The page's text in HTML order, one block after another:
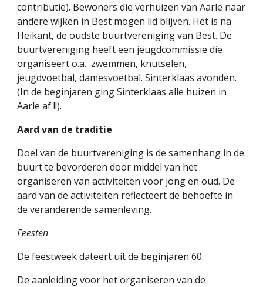
contributie). Bewoners die verhuizen van Aarle naar
andere wijken in Best mogen lid blijven. Het is na
Heikant, de oudste buurtvereniging van Best. De
buurtvereniging heeft een jeugdcommissie die
organiseert o.a.  zwemmen, knutselen,
jeugdvoetbal, damesvoetbal. Sinterklaas avonden.
(In de beginjaren ging Sinterklaas alle huizen in
Aarle af !!).
Aard van de traditie
Doel van de buurtvereniging is de samenhang in de
buurt te bevorderen door middel van het
organiseren van activiteiten voor jong en oud. De
aard van de activiteiten reflecteert de behoefte in
de veranderende samenleving.
Feesten
De feestweek dateert uit de beginjaren 60.
De aanleiding voor het organiseren van de